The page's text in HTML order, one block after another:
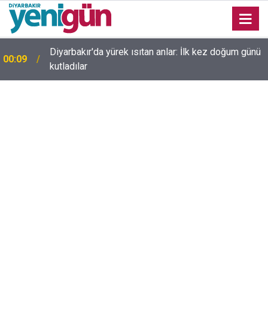
23:36 Diyarbakır'da düğün salonunda kavga: Yaralılar var